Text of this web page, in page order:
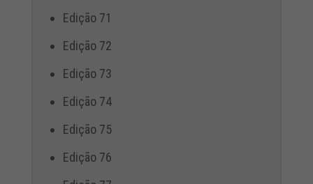
Edição 71
Edição 72
Edição 73
Edição 74
Edição 75
Edição 76